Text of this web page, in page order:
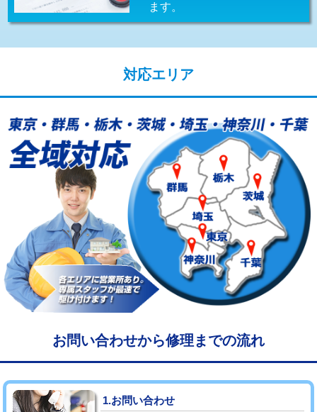
給水管工事※（支持金具設置)
業)
給水管工事※（塩ビ管（VP・HI）使
用/3ｍまで)
33,000円
給水管工事※（塩ビ管（VP・HI）使
用（追加）/3ｍ超え)
+8,800円
給水管工事※（ライニング鋼管・銅
管・ポリ管・HT管使用/3ｍまで)
44,000円
給水管工事※（ライニング鋼管・銅
管・ポリ管・HT管使用/3ｍ超え)
+8,800円
マス交換（土の掘削・埋め戻し作業） 11,000円~
マス交換（深さ50㎝未満） 55,000円
マス交換（深さ50㎝以上） 66,000円
コンクリート斫り（厚さ10㎝まで）
ます。
対応エリア
お問い合わせから修理までの流れ
1.お問い合わせ